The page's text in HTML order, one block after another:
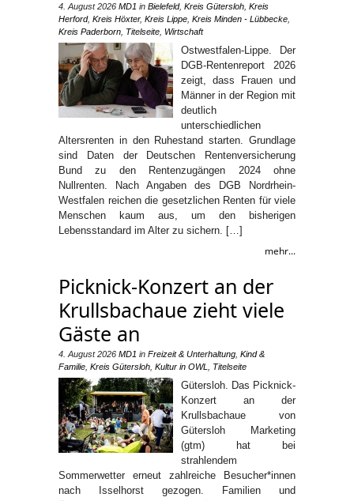
4. August 2026 MD1 in Bielefeld, Kreis Gütersloh Kreis
Herford, Kreis Höxter, Kreis Lippe Kreis Minden - Lübbecke
Kreis Paderborn Titelseite Wirtschaft
Ostwestfalen-Lippe. Der
DGB-Rentenreport 2026
zeigt, dass Frauen und
Männer in der Region mit
deutlich
unterschiedlichen
Altersrenten in den Ruhestand starten. Grundlage
sind Daten der Deutschen Rentenversicherung
Bund zu den Rentenzugängen 2024 ohne
Nullrenten. Nach Angaben des DGB Nordrhein-
Westfalen reichen die gesetzlichen Renten für viele
Menschen kaum aus, um den bisherigen
Lebensstandard im Alter zu sichern. […]
mehr...
Picknick-Konzert an der
Krullsbachaue zieht viele
Gäste an
4. August 2026 MD1 in Freizeit & Unterhaltung Kind &
Familie Kreis Gütersloh Kultur in OWL Titelseite
Gütersloh. Das Picknick-
Konzert an der
Krullsbachaue von
Gütersloh Marketing
(gtm) hat bei
strahlendem
Sommerwetter erneut zahlreiche Besucher*innen
nach Isselhorst gezogen. Familien und